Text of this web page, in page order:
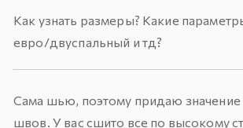
Как узнать размеры? Какие
евро/двуспальный и тд?
Сама шью, поэтому придаю значение
швов. У вас сшито все по высокому